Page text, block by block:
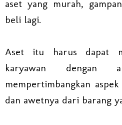
aset yang murah,
beli lagi.
Aset itu harus dapat
karyawan dengan
mempertimbangkan
dan awetnya dari barang